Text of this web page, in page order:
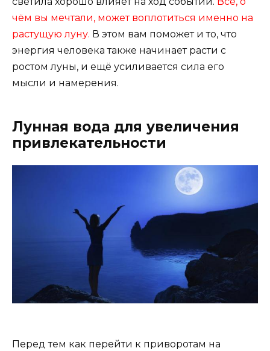
чём вы мечтали, может воплотиться именно на
растущую луну. В этом вам поможет и то, что
энергия человека также начинает расти с
ростом луны, и ещё усиливается сила его
мысли и намерения.
Лунная вода для увеличения
привлекательности
Перед тем как перейти к приворотам на